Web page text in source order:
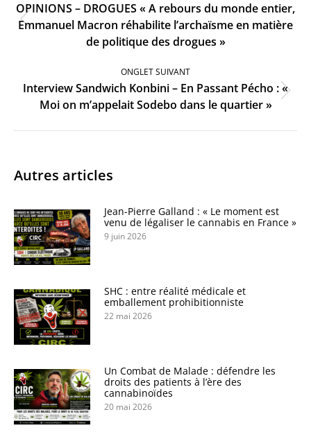
Onglet
précédent
OPINIONS – DROGUES « A rebours du monde entier,
Emmanuel Macron réhabilite l’archaïsme en matière
de politique des drogues »
ONGLET SUIVANT
Onglet
suivant
Interview Sandwich Konbini – En Passant Pécho : «
Moi on m’appelait Sodebo dans le quartier »
Autres articles
Jean-Pierre Galland : « Le moment est
venu de légaliser le cannabis en France »
9 juin 2026
SHC : entre réalité médicale et
emballement prohibitionniste
22 mai 2026
Un Combat de Malade : défendre les
droits des patients à l’ère des
cannabinoïdes
20 mai 2026